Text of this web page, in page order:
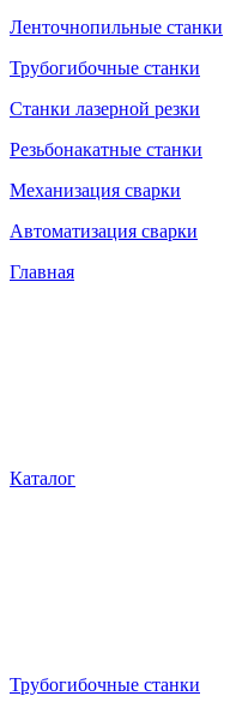
Ленточнопильные станки
Трубогибочные станки
Станки лазерной резки
Резьбонакатные станки
Механизация сварки
Автоматизация сварки
Главная
Каталог
Трубогибочные станки